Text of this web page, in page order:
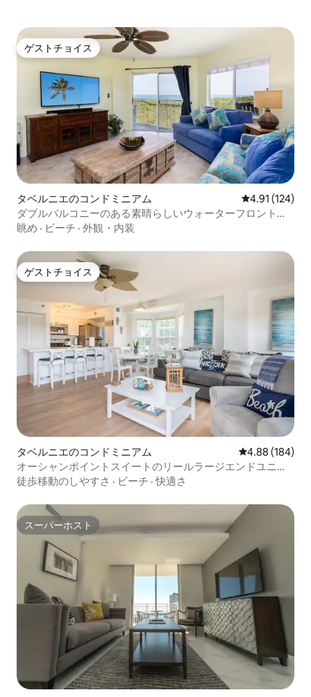
ゲストチョイス
ゲストチョイス
タベルニエのコンドミニアム レビュー124
4.91 (124)
ダブルバルコニーのある素晴らしいウォーターフロントの
コンドミニアム
眺め · ビーチ · 外観・内装
ゲストチョイス
ゲストチョイス
タベルニエのコンドミニアム レビュー184
4.88 (184)
オーシャンポイントスイートのリールラージエンドユニッ
ト
徒歩移動のしやすさ · ビーチ ·快適さ
スーパーホスト
スーパーホスト